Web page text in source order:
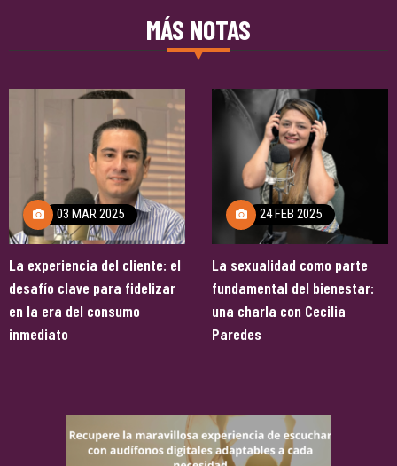
MÁS NOTAS
24 FEB 2025
La sexualidad como parte
fundamental del bienestar:
una charla con Cecilia
Paredes
14 MAY 2025
Un milagro del amor: Franco
Godoy, el tío que le dio una
nueva vida a su sobrino
Gerónimo